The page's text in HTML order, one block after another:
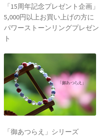
「15周年記念プレゼント企画」
5,000円以上お買い上げの方に
パワーストーンリングプレゼン
ト
「御あつらえ」シリーズ